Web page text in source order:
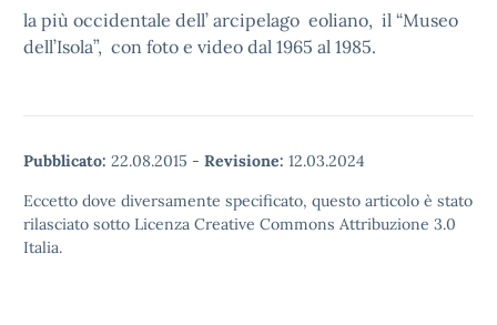
la più occidentale dell’ arcipelago eoliano, il “Museo
dell’Isola”, con foto e video dal 1965 al 1985.
Pubblicato: 22.08.2015 - Revisione: 12.03.2024
Eccetto dove diversamente specificato, questo articolo è stato
rilasciato sotto Licenza Creative Commons Attribuzione 3.0
Italia.